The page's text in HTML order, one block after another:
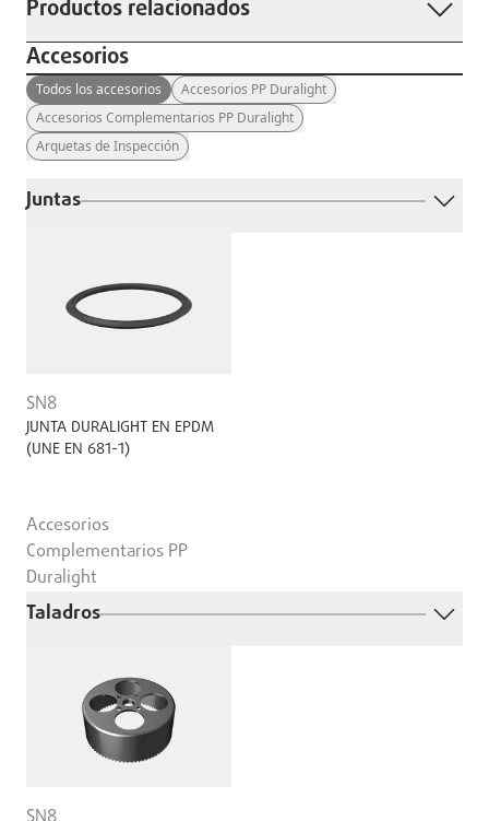
Productos relacionados
Accesorios
Todos los accesorios
Accesorios PP Duralight
Accesorios Complementarios PP Duralight
Arquetas de Inspección
Juntas
SN8
JUNTA DURALIGHT EN EPDM
(UNE EN 681-1)
Accesorios
Complementarios PP
Duralight
Taladros